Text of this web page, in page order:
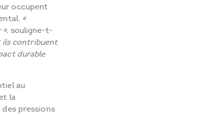
occupent
«
», souligne-t-
ils contribuent
durable
au
la
pressions